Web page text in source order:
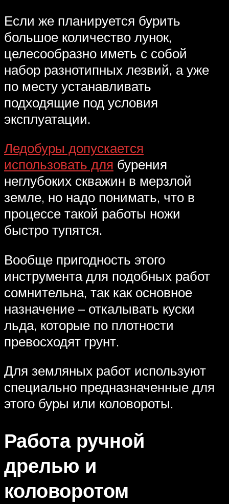
Если же планируется бурить
большое количество лунок,
целесообразно иметь с собой
набор разнотипных лезвий, а уже
по месту устанавливать
подходящие под условия
эксплуатации.
Ледобуры допускается
использовать для бурения
неглубоких скважин в мерзлой
земле, но надо понимать, что в
процессе такой работы ножи
быстро тупятся.
Вообще пригодность этого
инструмента для подобных работ
сомнительна, так как основное
назначение – откалывать куски
льда, которые по плотности
превосходят грунт.
Для земляных работ используют
специально предназначенные для
этого буры или коловороты.
Работа ручной
дрелью и
коловоротом